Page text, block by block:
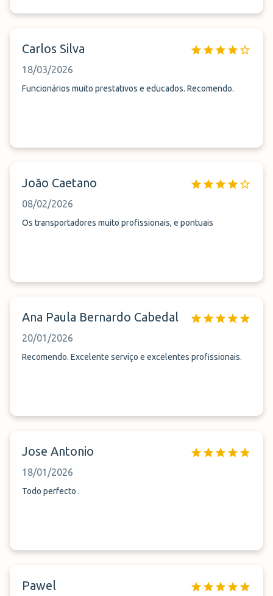
A pessoa que me estava a exigir os 2 Euros foi falar com
livro de reclamações disse: Pronto fica assim a divida de 2
euros, porque isto é gerado pelas plataformas. DIVIDA???
Carlos Silva
18/03/2026
Funcionários muito prestativos e educados. Recomendo.
João Caetano
08/02/2026
Os transportadores muito profissionais, e pontuais
Ana Paula Bernardo Cabedal
20/01/2026
Recomendo. Excelente serviço e excelentes profissionais.
Jose Antonio
18/01/2026
Todo perfecto .
Pawel